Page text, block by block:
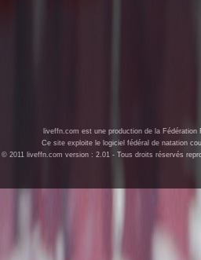
liveffn.com est une production de la Fédération
Ce site exploite le logiciel fédéral de natation
© 2011 liveffn.com version : 2.01 - Tous droits réservés